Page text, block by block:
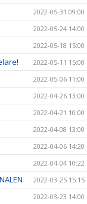
2022-05-31 09:00
2022-05-24 14:00
2022-05-18 15:00
2022-05-11 15:00
2022-05-06 11:00
2022-04-26 13:00
2022-04-21 10:00
2022-04-08 13:00
2022-04-06 14:20
2022-04-04 10:22
2022-03-25 15:15
2022-03-23 14:00